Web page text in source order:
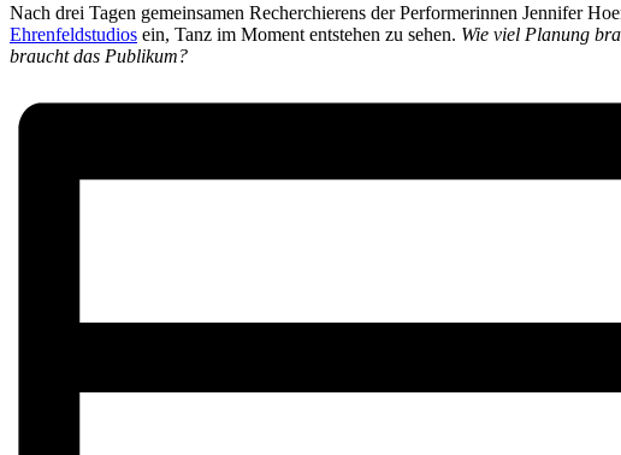
Nach drei Tagen gemeinsamen Recherchierens der Performerinnen Jennifer
Ehrenfeldstudios ein, Tanz im Moment entstehen zu sehen. Wie viel Planung
braucht das Publikum?